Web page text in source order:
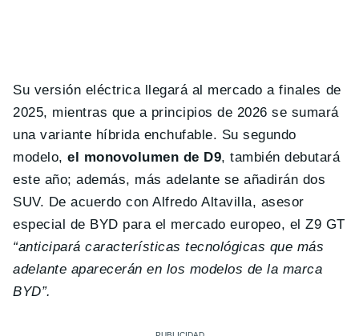
Su versión eléctrica llegará al mercado a finales de
2025, mientras que a principios de 2026 se sumará
una variante híbrida enchufable. Su segundo
modelo,el monovolumen de D9, también debutará
este año; además, más adelante se añadirán dos
SUV. De acuerdo con Alfredo Altavilla, asesor
especial de BYD para el mercado europeo, el Z9 GT
“anticipará características tecnológicas que más
adelante aparecerán en los modelos de la marca
BYD”.